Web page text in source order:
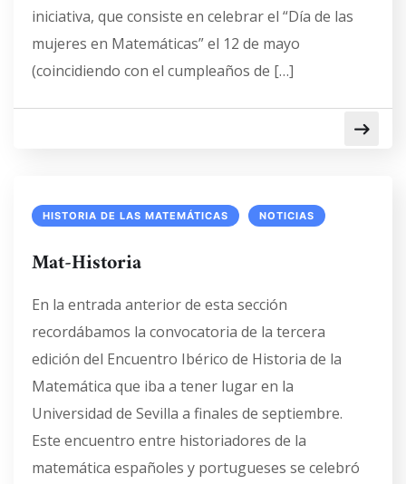
iniciativa, que consiste en celebrar el “Día de las
mujeres en Matemáticas” el 12 de mayo
(coincidiendo con el cumpleaños de […]
HISTORIA DE LAS MATEMÁTICAS NOTICIAS
Mat-Historia
En la entrada anterior de esta sección
recordábamos la convocatoria de la tercera
edición del Encuentro Ibérico de Historia de la
Matemática que iba a tener lugar en la
Universidad de Sevilla a finales de septiembre.
Este encuentro entre historiadores de la
matemática españoles y portugueses se celebró